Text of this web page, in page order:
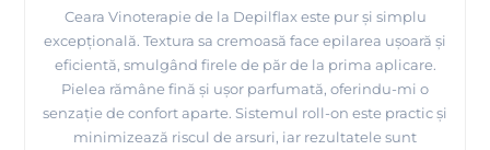
Ceara Vinoterapie de la Depilflax este pur și simplu
excepțională. Textura sa cremoasă face epilarea ușoară și
eficientă, smulgând firele de păr de la prima aplicare.
Pielea rămâne fină și ușor parfumată, oferindu-mi o
senzație de confort aparte. Sistemul roll-on este practic și
minimizează riscul de arsuri, iar rezultatele sunt